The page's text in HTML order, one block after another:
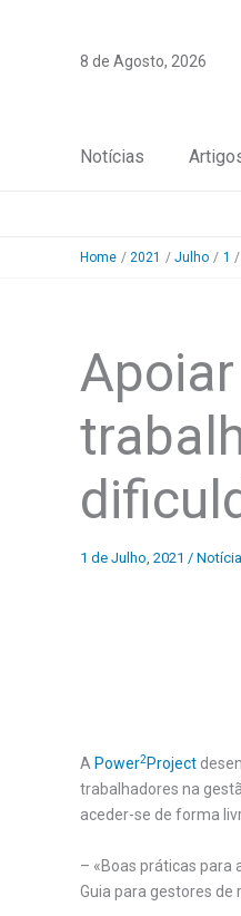
8 de Agosto, 2026
Notícias
Home 2021 Julho 1
1 de Julho, 2021 /
A Power2Project
trabalhadores na
aceder-se de forma
– «Boas práticas para
Guia para gestores de